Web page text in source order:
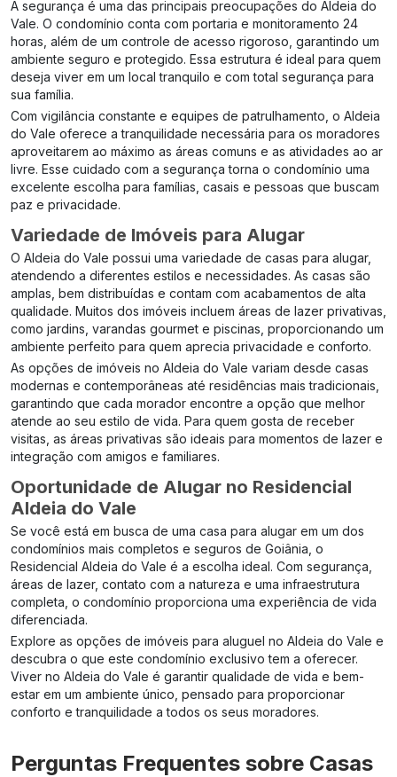
A segurança é uma das principais preocupações do Aldeia do
Vale. O condomínio conta com portaria e monitoramento 24
horas, além de um controle de acesso rigoroso, garantindo um
ambiente seguro e protegido. Essa estrutura é ideal para quem
deseja viver em um local tranquilo e com total segurança para
sua família.
Com vigilância constante e equipes de patrulhamento, o Aldeia
do Vale oferece a tranquilidade necessária para os moradores
aproveitarem ao máximo as áreas comuns e as atividades ao ar
livre. Esse cuidado com a segurança torna o condomínio uma
excelente escolha para famílias, casais e pessoas que buscam
paz e privacidade.
Variedade de Imóveis para Alugar
O Aldeia do Vale possui uma variedade de casas para alugar,
atendendo a diferentes estilos e necessidades. As casas são
amplas, bem distribuídas e contam com acabamentos de alta
qualidade. Muitos dos imóveis incluem áreas de lazer privativas,
como jardins, varandas gourmet e piscinas, proporcionando um
ambiente perfeito para quem aprecia privacidade e conforto.
As opções de imóveis no Aldeia do Vale variam desde casas
modernas e contemporâneas até residências mais tradicionais,
garantindo que cada morador encontre a opção que melhor
atende ao seu estilo de vida. Para quem gosta de receber
visitas, as áreas privativas são ideais para momentos de lazer e
integração com amigos e familiares.
Oportunidade de Alugar no Residencial
Aldeia do Vale
Se você está em busca de uma casa para alugar em um dos
condomínios mais completos e seguros de Goiânia, o
Residencial Aldeia do Vale é a escolha ideal. Com segurança,
áreas de lazer, contato com a natureza e uma infraestrutura
completa, o condomínio proporciona uma experiência de vida
diferenciada.
Explore as opções de imóveis para aluguel no Aldeia do Vale e
descubra o que este condomínio exclusivo tem a oferecer.
Viver no Aldeia do Vale é garantir qualidade de vida e bem-
estar em um ambiente único, pensado para proporcionar
conforto e tranquilidade a todos os seus moradores.
Perguntas Frequentes sobre Casas